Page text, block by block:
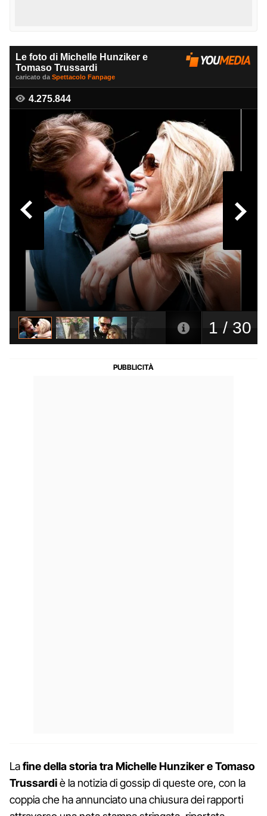
Lafine della storia tra Michelle Hunziker e Tomaso
Trussardiè la notizia di gossip di queste ore, con la
coppia che ha annunciato una chiusura dei rapporti